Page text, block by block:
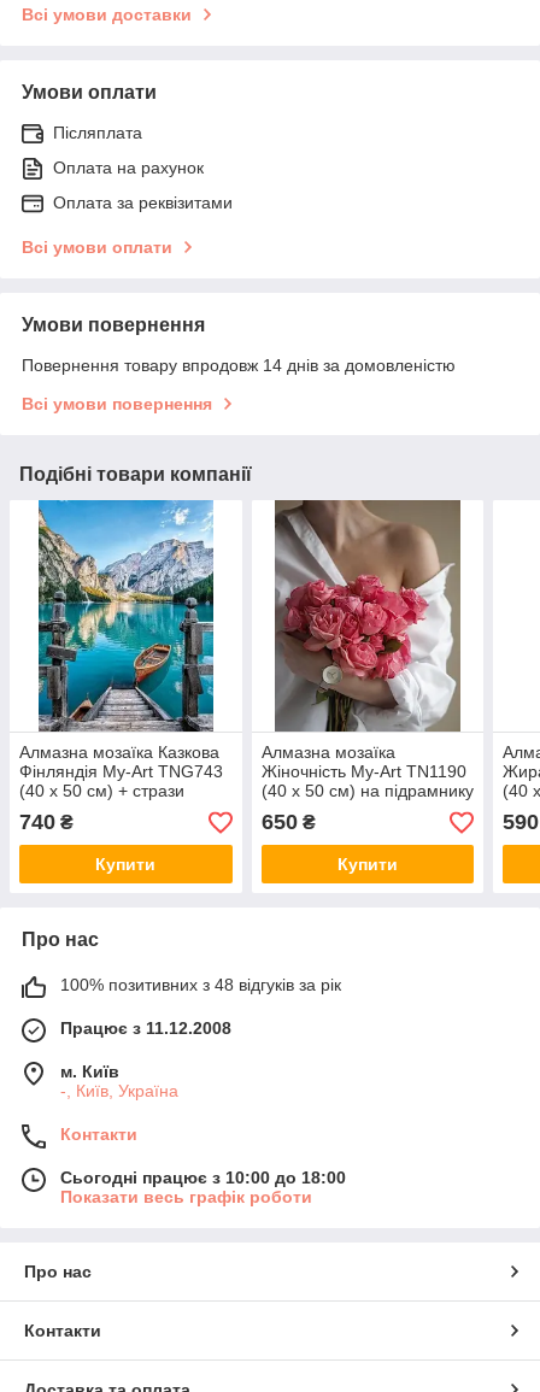
Всі умови доставки
Умови оплати
Післяплата
Оплата на рахунок
Оплата за реквізитами
Всі умови оплати
Умови повернення
Повернення товару впродовж 14 днів за домовленістю
Всі умови повернення
Подібні товари компанії
Алмазна мозаїка Казкова
Фінляндія My-Art TNG743
(40 x 50 см) + стрази
740 ₴
Купити
Алмазна мозаїка
Жіночність My-Art TN1190
(40 x 50 см) на підрамнику
650₴
Купити
(40
590
Про нас
100% позитивних з 48 відгуків за рік
Працює з 11.12.2008
м. Київ
-, Київ, Україна
Контакти
Сьогодні працює з 10:00 до 18:00
Показати весь графік роботи
Про нас
Контакти